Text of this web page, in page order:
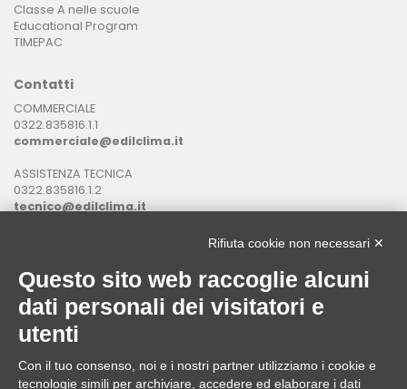
Classe A nelle scuole
Educational Program
TIMEPAC
Contatti
COMMERCIALE
0322.835816.1.1
commerciale@edilclima.it
ASSISTENZA TECNICA
0322.835816.1.2
tecnico@edilclima.it
assistenza@edilclima.it
Download
Application Manager
Rifiuta cookie non necessari ✕
Questo sito web raccoglie alcuni
dati personali dei visitatori e
utenti
Con il tuo consenso, noi e i nostri partner utilizziamo i cookie e
tecnologie simili per archiviare, accedere ed elaborare i dati